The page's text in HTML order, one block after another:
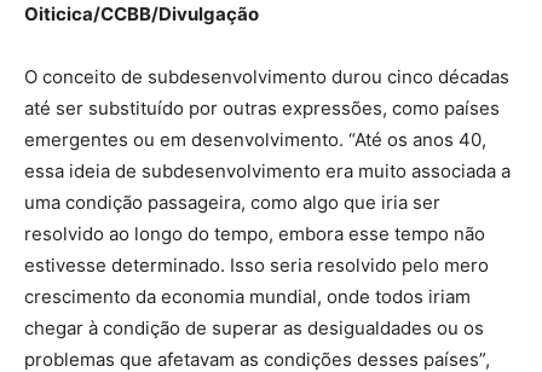
Oiticica/CCBB/Divulgação
O conceito de subdesenvolvimento durou cinco décadas
até ser substituído por outras expressões, como países
emergentes ou em desenvolvimento. “Até os anos 40,
essa ideia de subdesenvolvimento era muito associada a
uma condição passageira, como algo que iria ser
resolvido ao longo do tempo, embora esse tempo não
estivesse determinado. Isso seria resolvido pelo mero
crescimento da economia mundial, onde todos iriam
chegar à condição de superar as desigualdades ou os
problemas que afetavam as condições desses países”,